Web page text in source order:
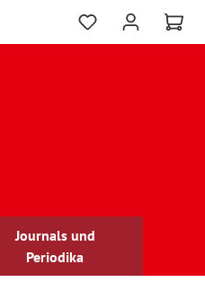
Journals und
Periodika